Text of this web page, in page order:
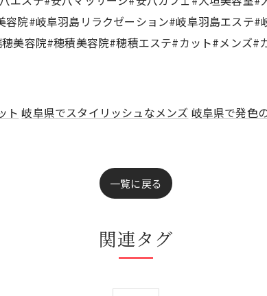
院#岐阜羽島リラクゼーション#岐阜羽島エステ
美容院#穂積美容院#穂積エステ#カット#メンズ#
ト 岐阜県でスタイリッシュなメンズ 岐阜県で発色
一覧に戻る
関連タグ